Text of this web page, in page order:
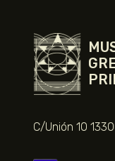
C/Unión 10